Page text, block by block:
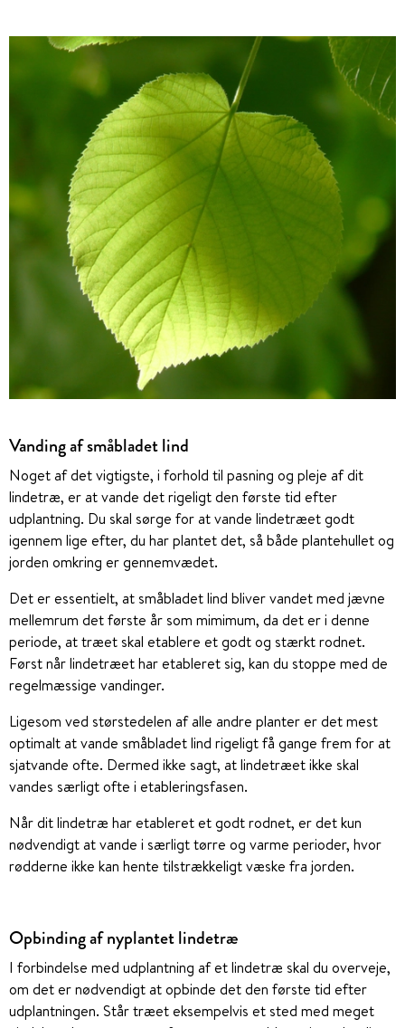
Vanding af småbladet lind
Noget af det vigtigste, i forhold til pasning og pleje af dit
lindetræ, er at vande det rigeligt den første tid efter
udplantning. Du skal sørge for at vande lindetræet godt
igennem lige efter, du har plantet det, så både plantehullet og
jorden omkring er gennemvædet.
Det er essentielt, at småbladet lind bliver vandet med jævne
mellemrum det første år som mimimum, da det er i denne
periode, at træet skal etablere et godt og stærkt rodnet.
Først når lindetræet har etableret sig, kan du stoppe med de
regelmæssige vandinger.
Ligesom ved størstedelen af alle andre planter er det mest
optimalt at vande småbladet lind rigeligt få gange frem for at
sjatvande ofte. Dermed ikke sagt, at lindetræet ikke skal
vandes særligt ofte i etableringsfasen.
Når dit lindetræ har etableret et godt rodnet, er det kun
nødvendigt at vande i særligt tørre og varme perioder, hvor
rødderne ikke kan hente tilstrækkeligt væske fra jorden.
Opbinding af nyplantet lindetræ
I forbindelse med udplantning af et lindetræ skal du overveje,
om det er nødvendigt at opbinde det den første tid efter
udplantningen. Står træet eksempelvis et sted med meget